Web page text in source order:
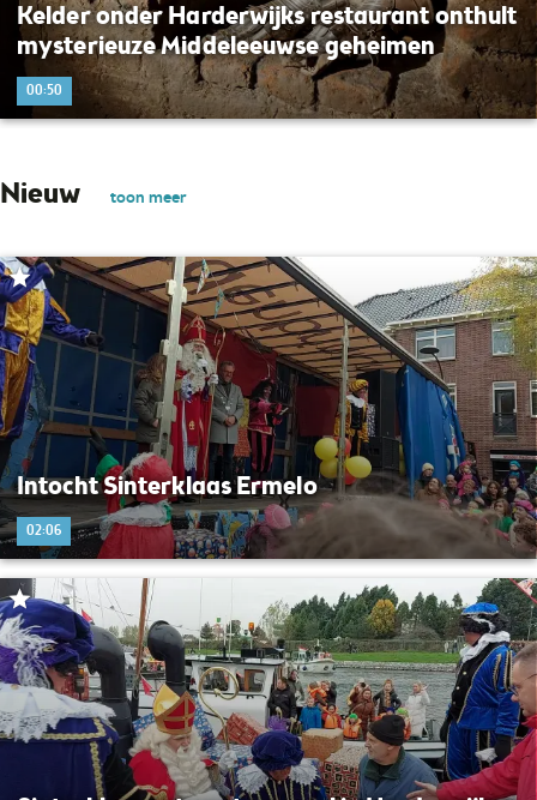
Kelder onder Harderwijks restaurant onthult
mysterieuze Middeleeuwse geheimen
00:50
Nieuw toon meer
Intocht Sinterklaas Ermelo
02:06